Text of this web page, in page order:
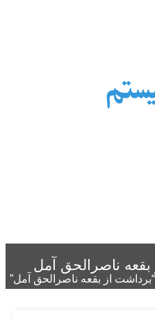
ناصرالحق آمل
از بقعه ناصرالحق آمل”